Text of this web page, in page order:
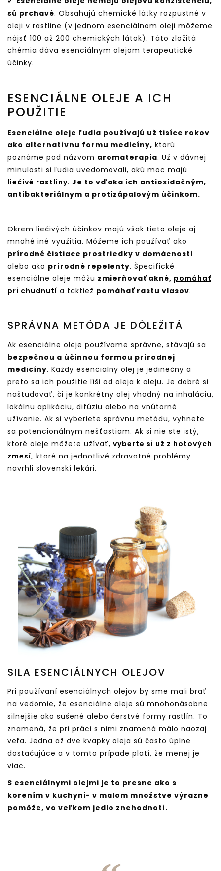
sú prchavé. Obsahujú chemické látky rozpustné v
oleji v rastline (v jednom esenciálnom oleji môžeme
nájsť 100 až 200 chemických látok). Táto zložitá
chémia dáva esenciálnym olejom terapeutické
účinky.
ESENCIÁLNE OLEJE A ICH
POUŽITIE
Esenciálne oleje ľudia používajú už tisíce rokov
ako alternatívnu formu medicíny, ktorú
poznáme pod názvom aromaterapia. Už v dávnej
minulosti si ľudia uvedomovali, akú moc majú
liečivé rastliny. Je to vďaka ich antioxidačným,
antibakteriálnym a protizápalovým účinkom.
Okrem liečivých účinkov majú však tieto oleje aj
mnohé iné využitia. Môžeme ich používať ako
prírodné čistiace prostriedky v domácnosti
alebo ako prírodné repelenty. Špecifické
esenciálne oleje môžu zmierňovať akné, pomáhať
pri chudnutí a taktiež pomáhať rastu vlasov.
SPRÁVNA METÓDA JE DÔLEŽITÁ
Ak esenciálne oleje používame správne, stávajú sa
bezpečnou a účinnou formou prírodnej
medicíny. Každý esenciálny olej je jedinečný a
preto sa ich použitie líši od oleja k oleju. Je dobré si
naštudovať, či je konkrétny olej vhodný na inhaláciu,
lokálnu aplikáciu, difúziu alebo na vnútorné
užívanie. Ak si vyberiete správnu metódu, vyhnete
sa potencionálnym nešťastiam. Ak si nie ste istý,
ktoré oleje môžete užívať, vyberte si už z hotových
zmesí, ktoré na jednotlivé zdravotné problémy
navrhli slovenskí lekári.
SILA ESENCIÁLNYCH OLEJOV
Pri používaní esenciálnych olejov by sme mali brať
na vedomie, že esenciálne oleje sú mnohonásobne
silnejšie ako sušené alebo čerstvé formy rastlín. To
znamená, že pri práci s nimi znamená málo naozaj
veľa. Jedna až dve kvapky oleja sú často úplne
dostačujúce a v tomto prípade platí, že menej je
viac.
S esenciálnymi olejmi je to presne ako s
korením v kuchyni- v malom množstve výrazne
pomôže, vo veľkom jedlo znehodnotí.